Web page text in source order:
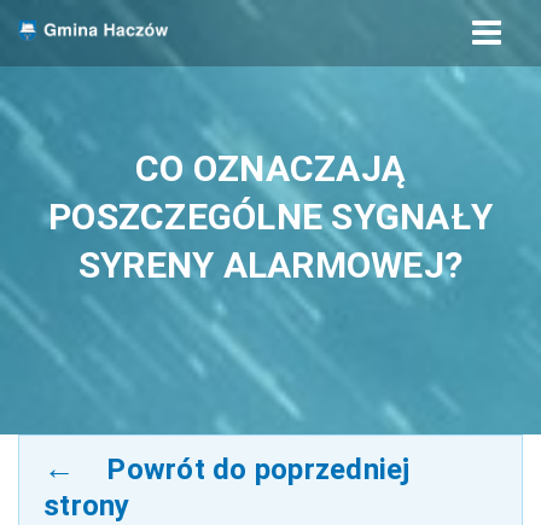
Menu
CO OZNACZAJĄ
POSZCZEGÓLNE SYGNAŁY
SYRENY ALARMOWEJ?
Powrót do poprzedniej
strony